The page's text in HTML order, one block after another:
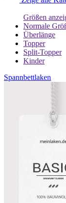
Größen
Normale
Überlänge
Topper
Split-Topper
Kinder
Spannbettlaken